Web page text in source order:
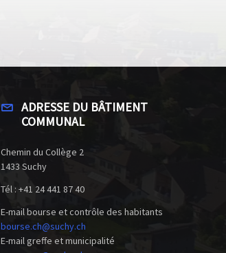
ADRESSE DU BÂTIMENT
COMMUNAL
Chemin du Collège 2
1433 Suchy
Tél : +41 24 441 87 40
E-mail bourse et contrôle des habitants
bourse.ch@suchy.ch
E-mail greffe et municipalité